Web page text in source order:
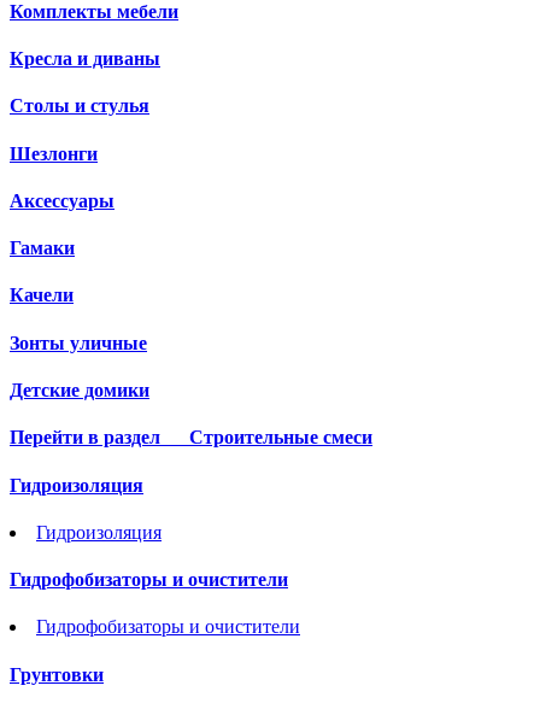
Комплекты мебели
Кресла и диваны
Столы и стулья
Шезлонги
Аксессуары
Гамаки
Качели
Зонты уличные
Детские домики
Перейти в раздел Строительные смеси
Гидроизоляция
Гидроизоляция
Гидрофобизаторы и очистители
Гидрофобизаторы и очистители
Грунтовки